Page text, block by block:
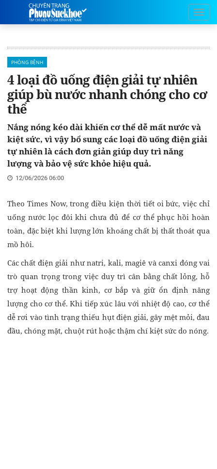
PHÒNG BỆNH
4 loại đồ uống điện giải tự nhiên
giúp bù nước nhanh chóng cho cơ
thể
Nắng nóng kéo dài khiến cơ thể dễ mất nước và
kiệt sức, vì vậy bổ sung các loại đồ uống điện giải
tự nhiên là cách đơn giản giúp duy trì năng
lượng và bảo vệ sức khỏe hiệu quả.
12/06/2026 06:00
Theo Times Now, trong điều kiện thời tiết oi bức, việc chỉ
uống nước lọc đôi khi chưa đủ để cơ thể phục hồi hoàn
toàn, đặc biệt khi lượng lớn khoáng chất bị thất thoát qua
mồ hôi.
Các chất điện giải như natri, kali, magiê và canxi đóng vai
trò quan trọng trong việc duy trì cân bằng chất lỏng, hỗ
trợ hoạt động thần kinh, cơ bắp và giữ ổn định năng
lượng cho cơ thể. Khi tiếp xúc lâu với nhiệt độ cao, cơ thể
dễ rơi vào tình trạng thiếu hụt điện giải, gây mệt mỏi, đau
đầu, chóng mặt, chuột rút hoặc thậm chí kiệt sức do nóng.